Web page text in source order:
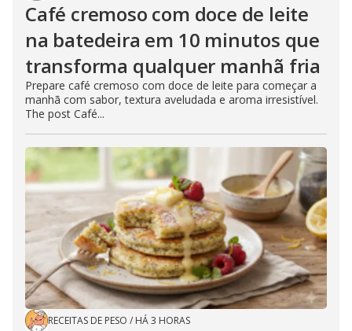
Café cremoso com doce de leite
na batedeira em 10 minutos que
transforma qualquer manhã fria
Prepare café cremoso com doce de leite para começar a
manhã com sabor, textura aveludada e aroma irresistível.
The post Café...
RECEITAS DE PESO / HÁ 3 HORAS